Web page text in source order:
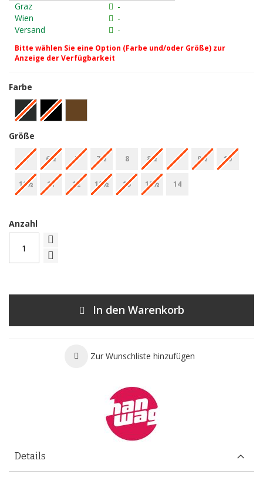
Graz
-
Wien
-
Versand
-
Bitte wählen Sie eine Option (Farbe und/oder Größe) zur
Anzeige der Verfügbarkeit
Farbe
Größe
6 6½ 7 7½ 8 8½ 9 9½ 10
10½ 11 12 12½ 13 13½ 14
Anzahl
In den Warenkorb
Zur Wunschliste hinzufügen
Details